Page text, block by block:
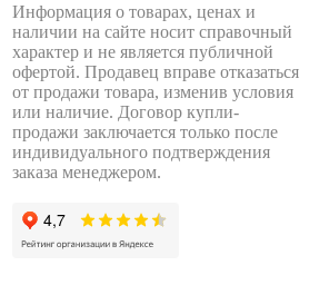
Информация о товарах, ценах и
наличии на сайте носит справочный
характер и не является публичной
офертой. Продавец вправе отказаться
от продажи товара, изменив условия
или наличие. Договор купли-
продажи заключается только после
индивидуального подтверждения
заказа менеджером.